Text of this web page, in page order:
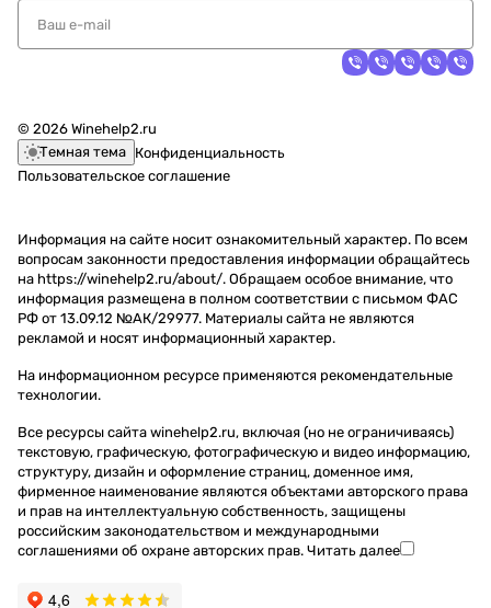
© 2026 Winehelp2.ru
Темная тема Конфиденциальность
Пользовательское соглашение
Информация на сайте носит ознакомительный характер. По всем
вопросам законности предоставления информации обращайтесь
на https://winehelp2.ru/about/. Обращаем особое внимание, что
информация размещена в полном соответствии с письмом ФАС
РФ от 13.09.12 №АК/29977. Материалы сайта не являются
рекламой и носят информационный характер.
На информационном ресурсе применяются рекомендательные
технологии.
Все ресурсы сайта winehelp2.ru, включая (но не ограничиваясь)
текстовую, графическую, фотографическую и видео информацию,
структуру, дизайн и оформление страниц, доменное имя,
фирменное наименование являются объектами авторского права
и прав на интеллектуальную собственность, защищены
российским законодательством и международными
соглашениями об охране авторских прав. Читать далее